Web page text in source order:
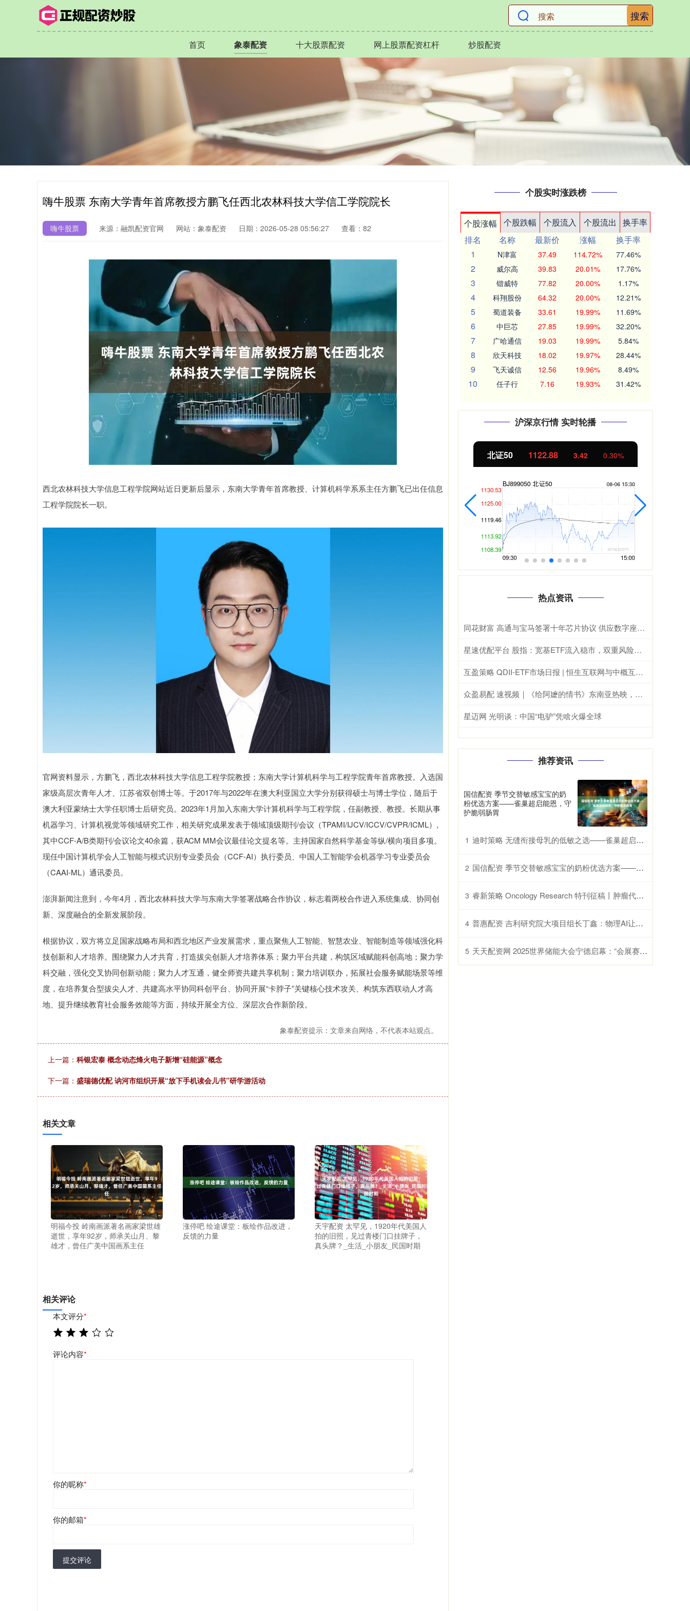
搜索
首页 象泰配资 十大股票配资 网上股票配资杠杆 炒股配资
嗨牛股票 东南大学青年首席教授方鹏飞任西北农林科技大学信工学院院长
嗨牛股票 来源：融凯配资官网 网站：象泰配资 日期：2026-05-28 05:56:27 查看：82
西北农林科技大学信息工程学院网站近日更新后显示，东南大学青年首席教授、计算机科学系系主任方鹏飞已出任信息
工程学院院长一职。
官网资料显示，方鹏飞，西北农林科技大学信息工程学院教授；东南大学计算机科学与工程学院青年首席教授。入选国
家级高层次青年人才、江苏省双创博士等。于2017年与2022年在澳大利亚国立大学分别获得硕士与博士学位，随后于
澳大利亚蒙纳士大学任职博士后研究员。2023年1月加入东南大学计算机科学与工程学院，任副教授、教授。长期从事
机器学习、计算机视觉等领域研究工作，相关研究成果发表于领域顶级期刊/会议（TPAMI/IJCV/ICCV/CVPR/ICML）,
其中CCF-A/B类期刊/会议论文40余篇，获ACM MM会议最佳论文提名等。主持国家自然科学基金等纵/横向项目多项。
现任中国计算机学会人工智能与模式识别专业委员会（CCF-AI）执行委员、中国人工智能学会机器学习专业委员会
（CAAI-ML）通讯委员。
澎湃新闻注意到，今年4月，西北农林科技大学与东南大学签署战略合作协议，标志着两校合作进入系统集成、协同创
新、深度融合的全新发展阶段。
根据协议，双方将立足国家战略布局和西北地区产业发展需求，重点聚焦人工智能、智慧农业、智能制造等领域强化科
技创新和人才培养。围绕聚力人才共育，打造拔尖创新人才培养体系；聚力平台共建，构筑区域赋能科创高地；聚力学
科交融，强化交叉协同创新动能；聚力人才互通，健全师资共建共享机制；聚力培训联办，拓展社会服务赋能场景等维
度，在培养复合型拔尖人才、共建高水平协同科创平台、协同开展“卡脖子”关键核心技术攻关、构筑东西联动人才高
地、提升继续教育社会服务效能等方面，持续开展全方位、深层次合作新阶段。
象泰配资提示：文章来自网络，不代表本站观点。
上一篇： 科银宏泰 概念动态烽火电子新增“硅能源”概念
下一篇： 盛瑞德优配 讷河市组织开展“放下手机读会儿书”研学游活动
相关文章
明福今投 岭南画派著名画家梁世雄
逝世，享年92岁，师承关山月、黎
雄才，曾任广美中国画系主任
涨停吧 绘途课堂：板绘作品改进，
反馈的力量
天宇配资 太罕见，1920年代美国人
拍的旧照，见过青楼门口挂牌子，
真头牌？_生活_小朋友_民国时期
相关评论
本文评分*
评论内容*
你的昵称*
你的邮箱*
提交评论
个股实时涨跌榜
个股涨幅 个股跌幅 个股流入 个股流出
换手率
排名
名称 最新价 涨幅
换手率
1
N津富 37.49 114.72% 77.46%
2 威尔高 39.83 20.01% 17.76%
3 锴威特 77.82 20.00% 1.17%
4 科翔股份 64.32 20.00% 12.21%
5 蜀道装备 33.61 19.99% 11.69%
6 中巨芯 27.85 19.99% 32.20%
7 广哈通信 19.03 19.99% 5.84%
8 欣天科技 18.02 19.97% 28.44%
9 飞天诚信 12.56 19.96% 8.49%
10 任子行 7.16 19.93% 31.42%
沪深京行情 实时轮播
14110.12 沪深300 北证50 1122.88 3.42 0.30%
热点资讯
同花财富 高通与宝马签署十年芯片协议 供应数字座舱及ADAS计算芯片
星速优配平台 股指：宽基ETF流入稳市，双重风险担忧推动再平衡
互盈策略 QDII-ETF市场日报 | 恒生互联网与中概互联网领涨，德国与日经ETF重挫
众盈易配 速视频｜《给阿嬷的情书》东南亚热映，海外华人追寻乡土情怀
星迈网 光明谈：中国“电驴”凭啥火爆全球
推荐资讯
国信配资 季节交替敏感宝宝的奶
粉优选方案——雀巢超启能恩，守
护脆弱肠胃
1 迪时策略 无缝衔接母乳的低敏之选——雀巢超启能恩的特别优势
2 国信配资 季节交替敏感宝宝的奶粉优选方案——雀巢超启能恩，守护脆弱肠胃
3 睿新策略 Oncology Research 特刊征稿丨肿瘤代谢异质性：机制、生物标志物与治疗意义_研究
4 普惠配资 吉利研究院大项目组长丁鑫：物理AI让汽车从智能载具变为智慧生命体
5 天天配资网 2025世界储能大会宁德启幕：“会展赛”联动破局产业痛点，9项重磅成果勾勒零碳路线图